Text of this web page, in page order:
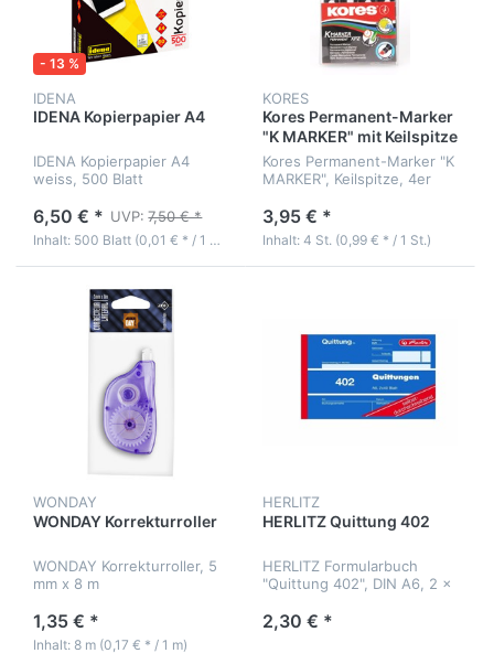
- 13 %
IDENA
IDENA Kopierpapier A4
IDENA Kopierpapier A4
weiss, 500 Blatt
6,50 € * UVP: 7,50 € *
Inhalt: 500 Blatt (0,01 € * / 1 Blatt)
KORES
Kores Permanent-Marker
"K MARKER" mit Keilspitze
Kores Permanent-Marker "K
MARKER", Keilspitze, 4er
3,95 € *
Inhalt: 4 St. (0,99 € * / 1 St.)
WONDAY
WONDAY Korrekturroller
WONDAY Korrekturroller, 5
mm x 8 m
1,35 € *
Inhalt: 8 m (0,17 € * / 1 m)
HERLITZ
HERLITZ Quittung 402
HERLITZ Formularbuch
"Quittung 402", DIN A6, 2 x
2,30 € *